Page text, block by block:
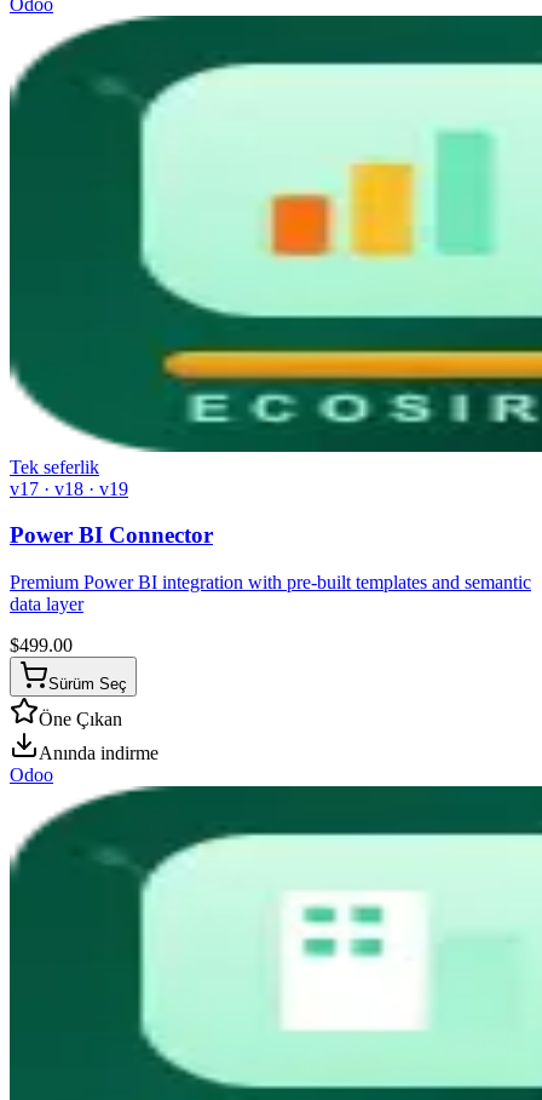
Tek seferlik
v17 · v18 · v19
Power BI Connector
Premium Power BI integration with pre-built templates and semantic
data layer
$499.00
Sürüm Seç
Öne Çıkan
Anında indirme
Odoo